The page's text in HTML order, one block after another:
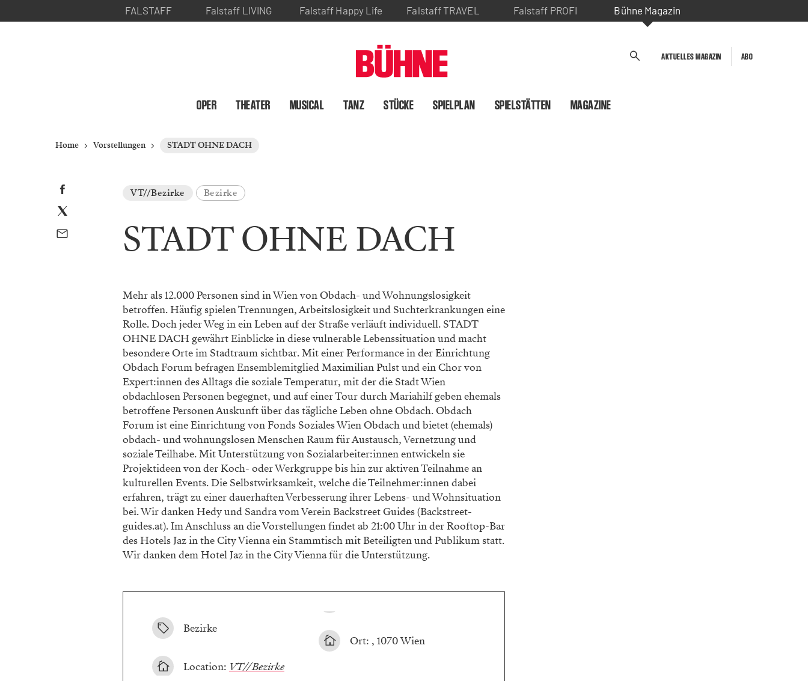
FALSTAFF Falstaff LIVING Falstaff Happy Life Falstaff TRAVEL Falstaff PROFI Bühne Magazin
AKTUELLES MAGAZIN ABO
OPER THEATER MUSICAL TANZ STÜCKE SPIELPLAN SPIELSTÄTTEN MAGAZINE
Home Vorstellungen STADT OHNE DACH
VT//Bezirke Bezirke
STADT OHNE DACH
Mehr als 12.000 Personen sind in Wien von Obdach- und Wohnungslosigkeit
betroffen. Häufig spielen Trennungen, Arbeitslosigkeit und Suchterkrankungen eine
Rolle. Doch jeder Weg in ein Leben auf der Straße verläuft individuell. STADT
OHNE DACH gewährt Einblicke in diese vulnerable Lebenssituation und macht
besondere Orte im Stadtraum sichtbar. Mit einer Performance in der Einrichtung
Obdach Forum befragen Ensemblemitglied Maximilian Pulst und ein Chor von
Expert:innen des Alltags die soziale Temperatur, mit der die Stadt Wien
obdachlosen Personen begegnet, und auf einer Tour durch Mariahilf geben ehemals
betroffene Personen Auskunft über das tägliche Leben ohne Obdach. Obdach
Forum ist eine Einrichtung von Fonds Soziales Wien Obdach und bietet (ehemals)
obdach- und wohnungslosen Menschen Raum für Austausch, Vernetzung und
soziale Teilhabe. Mit Unterstützung von Sozialarbeiter:innen entwickeln sie
Projektideen von der Koch- oder Werkgruppe bis hin zur aktiven Teilnahme an
kulturellen Events. Die Selbstwirksamkeit, welche die Teilnehmer:innen dabei
erfahren, trägt zu einer dauerhaften Verbesserung ihrer Lebens- und Wohnsituation
bei. Wir danken Hedy und Sandra vom Verein Backstreet Guides (Backstreet-
guides.at). Im Anschluss an die Vorstellungen findet ab 21:00 Uhr in der Rooftop-Bar
des Hotels Jaz in the City Vienna ein Stammtisch mit Beteiligten und Publikum statt.
Wir danken dem Hotel Jaz in the City Vienna für die Unterstützung.
Bezirke
Location: VT//Bezirke
Ort: , 1070 Wien